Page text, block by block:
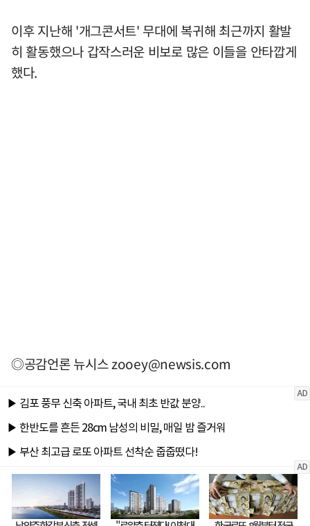
이후 지난해 '개그콘서트' 무대에 복귀해 최근까지 활발
히 활동했으나 갑작스러운 비보로 많은 이들을 안타깝게
했다.
◎공감언론 뉴시스zooey@newsis.com